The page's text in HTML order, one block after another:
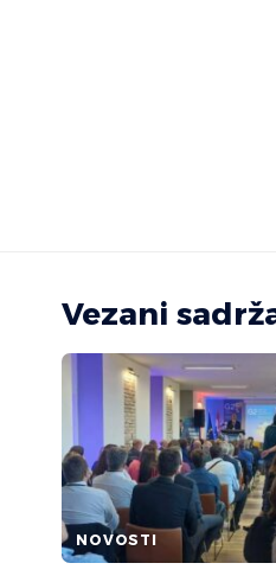
Vezani
NOVOSTI